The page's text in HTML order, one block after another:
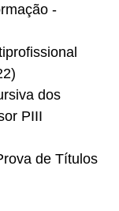
-
dos
PIII
de Títulos